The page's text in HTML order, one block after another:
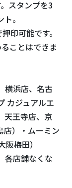
スタンプを3
。
印可能です。
ことはできま
横浜店、名古
カジュアルエ
天王寺店、京
店）・ムーミン
梅田）
各店舗なくな